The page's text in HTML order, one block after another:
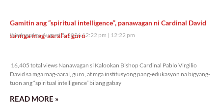
Gamitin ang “spiritual intelligence’’, panawagan ni Cardinal David
sa mga mag-aaral at guro
Wednesday, August 5, 2026 12:22 pm 12:22 pm
16,405 total views Nanawagan si Kalookan Bishop Cardinal Pablo Virgilio
David sa mga mag-aaral, guro, at mga institusyong pang-edukasyon na bigyang-
tuon ang “spiritual intelligence” bilang gabay
READ MORE »